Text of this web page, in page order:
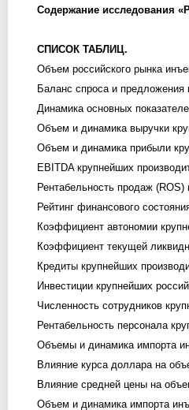
Содержание исследования
СПИСОК ТАБЛИЦ.
Объем российского рынка
Баланс спроса и предложения
Динамика основных
Объем и динамика выручки
Объем и динамика прибыли
EBITDA крупнейших
Рентабельность продаж (ROS)
Рейтинг финансового
Коэффициент автономии
Коэффициент текущей
Кредиты крупнейших
Инвестиции крупнейших
Численность сотрудников
Рентабельность персонала
Объемы и динамика импорта
Влияние курса доллара на
Влияние средней цены на
Объем и динамика импорта